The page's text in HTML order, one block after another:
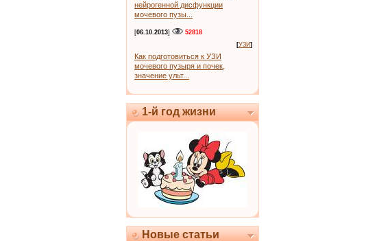
нейрогенной дисфункции
мочевого пузы...
[06.10.2013]
52818
[УЗИ]
Как подготовиться к УЗИ
мочевого пузыря и почек,
значение ульт...
1-й год жизни
Новые статьи